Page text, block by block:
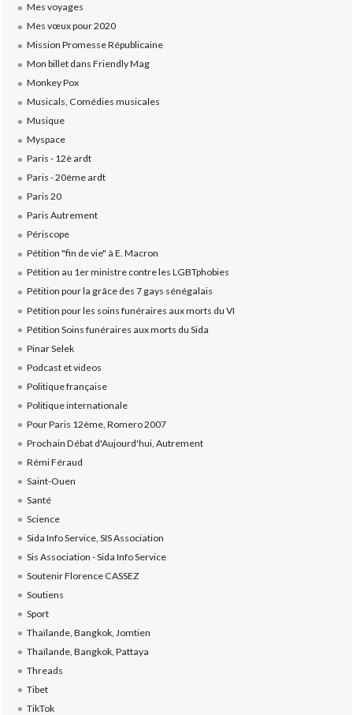
Mes voyages
Mes vœux pour 2020
Mission Promesse Républicaine
Mon billet dans Friendly Mag
Monkey Pox
Musicals, Comédies musicales
Musique
Myspace
Paris - 12è ardt
Paris - 20ème ardt
Paris 20
Paris Autrement
Périscope
Pétition "fin de vie" à E. Macron
Pétition au 1er ministre contre les LGBTphobies
Pétition pour la grâce des 7 gays sénégalais
Pétition pour les soins funéraires aux morts du VI
Pétition Soins funéraires aux morts du Sida
Pinar Selek
Podcast et videos
Politique française
Politique internationale
Pour Paris 12ème, Romero 2007
Prochain Débat d'Aujourd'hui, Autrement
Rémi Féraud
Saint-Ouen
Santé
Science
Sida Info Service, SIS Association
Sis Association - Sida Info Service
Soutenir Florence CASSEZ
Soutiens
Sport
Thaïlande, Bangkok, Jomtien
Thaïlande, Bangkok, Pattaya
Threads
Tibet
TikTok